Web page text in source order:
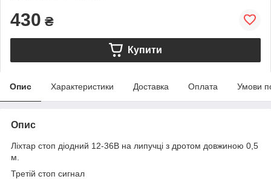
430 ₴
Купити
Опис Характеристики Доставка Оплата Умови
Опис
Ліхтар стоп діодний 12-36В на липучці з дротом довжиною 0,5
м.
Третій стоп сигнал